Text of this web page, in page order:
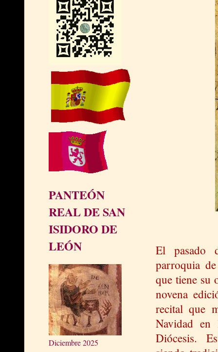
PANTEÓN
REAL DE SAN
ISIDORO DE
LEÓN
Diciembre 2025
El pasado
parroquia
que tiene su
novena
recital que
Navidad
Diócesis.